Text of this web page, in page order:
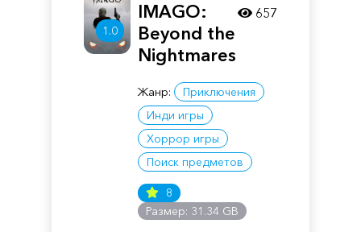
1.0
IMAGO:
Beyond the
Nightmares
Жанр:
Приключения
Инди игры
Хоррор игры
Поиск предметов
8
Размер: 31.34 GB
657